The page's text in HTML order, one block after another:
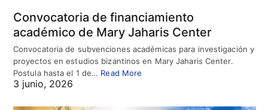
Convocatoria de financiamiento
académico de Mary Jaharis Center
Convocatoria de subvenciones académicas para investigación y
proyectos en estudios bizantinos en Mary Jaharis Center.
Postula hasta el 1 de… Read More
3 junio, 2026